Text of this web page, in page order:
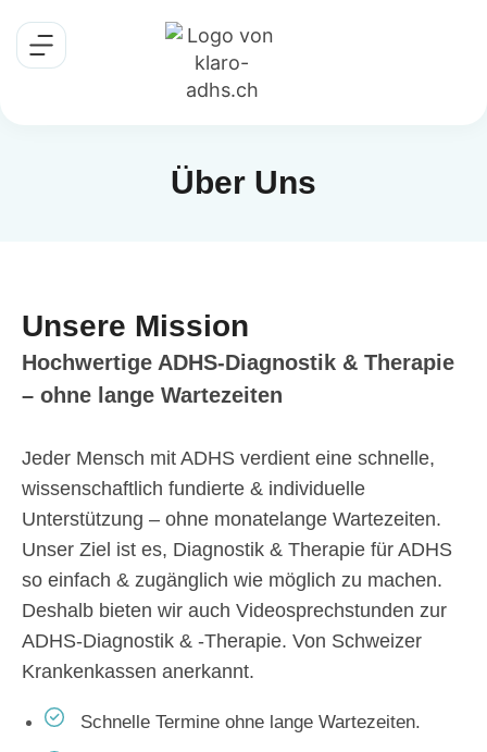
Über Uns
Unsere Mission
Hochwertige ADHS-Diagnostik & Therapie
– ohne lange Wartezeiten
Jeder Mensch mit ADHS verdient eine schnelle,
wissenschaftlich fundierte & individuelle
Unterstützung – ohne monatelange Wartezeiten.
Unser Ziel ist es, Diagnostik & Therapie für ADHS
so einfach & zugänglich wie möglich zu machen.
Deshalb bieten wir auch Videosprechstunden zur
ADHS-Diagnostik & -Therapie. Von Schweizer
Krankenkassen anerkannt.
Schnelle Termine ohne lange Wartezeiten.